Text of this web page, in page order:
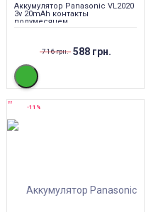
Аккумулятор Panasonic VL2020
3v 20mAh контакты
полумесяцем
716 грн. 588 грн.
-11%